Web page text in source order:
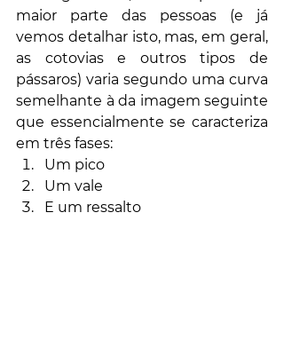
maior parte das pessoas (e já
vemos detalhar isto, mas, em geral,
as cotovias e outros tipos de
pássaros) varia segundo uma curva
semelhante à da imagem seguinte
que essencialmente se caracteriza
em três fases:
Um pico
Um vale
E um ressalto